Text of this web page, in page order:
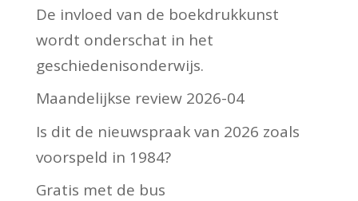
De invloed van de boekdrukkunst
wordt onderschat in het
geschiedenisonderwijs.
Maandelijkse review 2026-04
Is dit de nieuwspraak van 2026 zoals
voorspeld in 1984?
Gratis met de bus